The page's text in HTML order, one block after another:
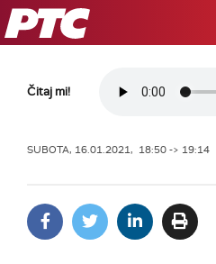
RTS
Čitaj mi!
SUBOTA, 16.01.2021, 18:50 -> 19:14